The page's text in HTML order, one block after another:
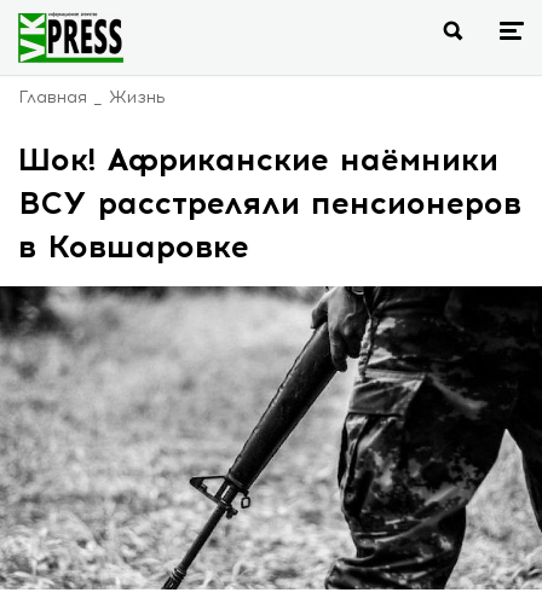
Главная Жизнь
Шок! Африканские наёмники
ВСУ расстреляли пенсионеров
в Ковшаровке